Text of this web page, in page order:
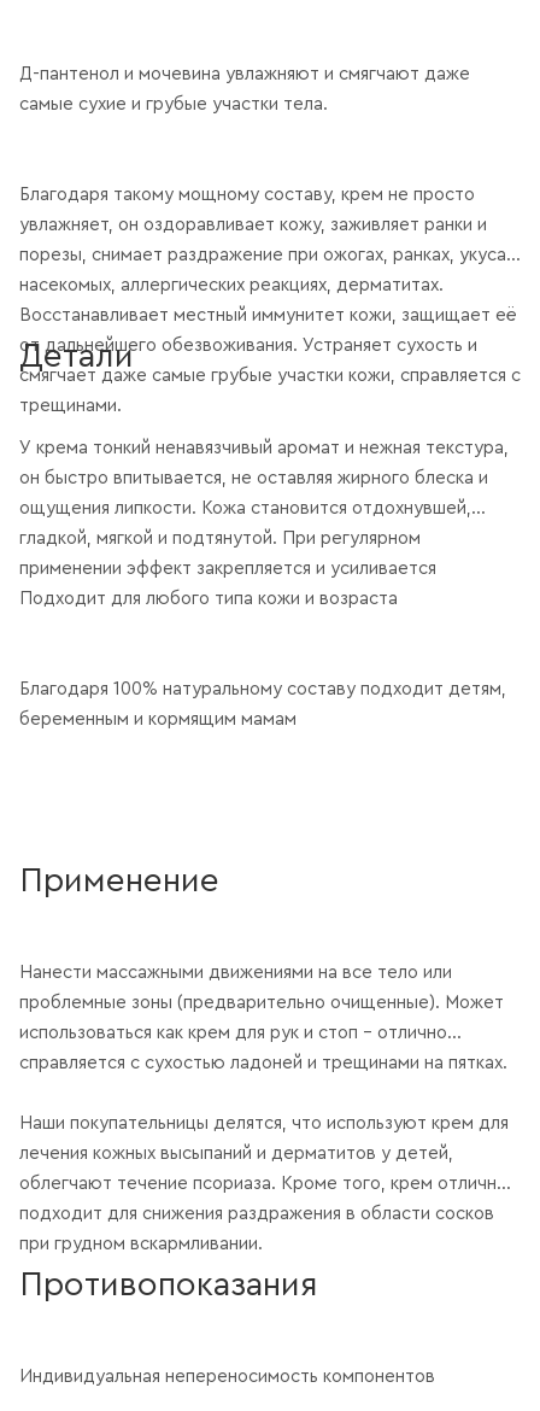
Д-пантенол и мочевина увлажняют и смягчают даже
самые сухие и грубые участки тела.
Благодаря такому мощному составу, крем не просто
увлажняет, он оздоравливает кожу, заживляет ранки и
порезы, снимает раздражение при ожогах, ранках, укусах
насекомых, аллергических реакциях, дерматитах.
Восстанавливает местный иммунитет кожи, защищает её
от дальнейшего обезвоживания. Устраняет сухость и
смягчает даже самые грубые участки кожи, справляется с
трещинами.
Детали
У крема тонкий ненавязчивый аромат и нежная текстура,
он быстро впитывается, не оставляя жирного блеска и
ощущения липкости. Кожа становится отдохнувшей,
гладкой, мягкой и подтянутой. При регулярном
применении эффект закрепляется и усиливается
Подходит для любого типа кожи и возраста
Благодаря 100% натуральному составу подходит детям,
беременным и кормящим мамам
Применение
Нанести массажными движениями на все тело или
проблемные зоны (предварительно очищенные). Может
использоваться как крем для рук и стоп – отлично
справляется с сухостью ладоней и трещинами на пятках.
Наши покупательницы делятся, что используют крем для
лечения кожных высыпаний и дерматитов у детей,
облегчают течение псориаза. Кроме того, крем отлично
подходит для снижения раздражения в области сосков
при грудном вскармливании.
Противопоказания
Индивидуальная непереносимость компонентов